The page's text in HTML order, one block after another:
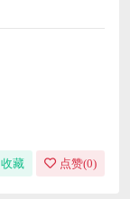
收藏 点赞(0)